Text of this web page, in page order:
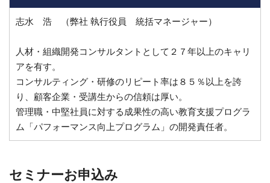
志水 浩 （弊社 執行役員 統括マネージャー）
人材・組織開発コンサルタントとして２７年以上のキャリ
アを有す。
コンサルティング・研修のリピート率は８５％以上を誇
り、顧客企業・受講生からの信頼は厚い。
管理職・中堅社員に対する成果性の高い教育支援プログラ
ム「パフォーマンス向上プログラム」の開発責任者。
セミナーお申込み